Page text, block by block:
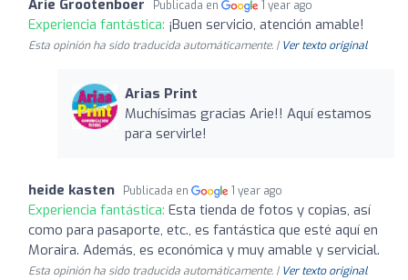
Arie Grootenboer Publicada en 1 year ago
Experiencia fantástica: ¡Buen servicio, atención amable!
Esta opinión ha sido traducida automáticamente. | Ver texto original
Arias Print
Muchísimas gracias Arie!! Aquí estamos
para servirle!
heide kasten Publicada en 1 year ago
Experiencia fantástica: Esta tienda de fotos y copias, así
como para pasaporte, etc., es fantástica que esté aquí en
Moraira. Además, es económica y muy amable y servicial.
Esta opinión ha sido traducida automáticamente. | Ver texto original